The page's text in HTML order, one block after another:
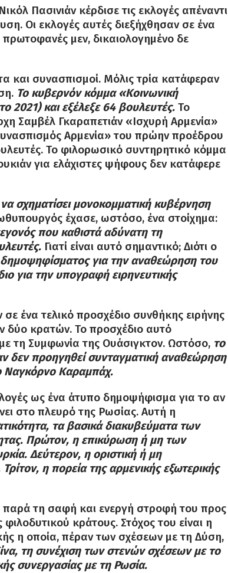
Πασινιάν κέρδισε τις εκλογές απέναντι
Οι εκλογές αυτές διεξήχθησαν σε ένα
μεν, δικαιολογημένο δε
και συνασπισμοί. Μόλις τρία κατάφεραν
Το κυβερνόν κόμμα «Κοινωνική
2021) και εξέλεξε 64 βουλευτές. Το
Σαμβέλ Γκαραπετιάν «Ισχυρή Αρμενία»
Αρμενία» του πρώην προέδρου
Το φιλορωσικό συντηρητικό κόμμα
για ελάχιστες ψήφους δεν κατάφερε
σχηματίσει μονοκομματική κυβέρνηση
έχασε, ωστόσο, ένα στοίχημα:
που καθιστά αδύνατη τη
Γιατί είναι αυτό σημαντικό; Διότι ο
για την αναθεώρηση του
για την υπογραφή ειρηνευτικής
ένα τελικό προσχέδιο συνθήκης ειρήνης
δύο κρατών. Το προσχέδιο αυτό
τη Συμφωνία της Ουάσιγκτον. Ωστόσο, το
δεν προηγηθεί συνταγματική αναθεώρηση
Ναγκόρνο Καραμπάχ.
ως ένα άτυπο δημοψήφισμα για το αν
στο πλευρό της Ρωσίας. Αυτή η
τα βασικά διακυβεύματα των
Πρώτον, η επικύρωση ή μη των
Δεύτερον, η οριστική ή μη
η πορεία της αρμενικής εξωτερικής
παρά τη σαφή και ενεργή στροφή του προς
κράτους. Στόχος του είναι η
η οποία, πέραν των σχέσεων με τη Δύση,
τη συνέχιση των στενών σχέσεων με το
συνεργασίας με τη Ρωσία.